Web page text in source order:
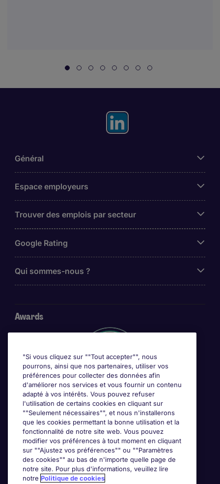
Général
Espace employeurs
Trouver des emplois par secteur
Google Rating
Qui sommes-nous ?
Awards
"Si vous cliquez sur ""Tout accepter"", nous
pourrons, ainsi que nos partenaires, utiliser vos
préférences pour collecter des données afin
d'améliorer nos services et vous fournir un contenu
adapté à vos intérêts. Vous pouvez refuser
l'utilisation de certains cookies en cliquant sur
""Seulement nécessaires"", et nous n'installerons
que les cookies permettant la bonne utilisation et la
fonctionnalité de notre site web. Vous pouvez
modifier vos préférences à tout moment en cliquant
sur ""Ajustez vos préférences"" ou ""Paramètres
des cookies"" au bas de n'importe quelle page de
notre site. Pour plus d'informations, veuillez lire
notre Politique de cookies